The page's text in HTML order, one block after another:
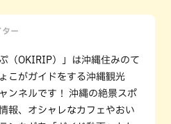
ー
（OKIRIP）」は沖縄住みのて
こがガイドをする沖縄観光
ンネルです！ 沖縄の絶景スポ
報、オシャレなカフェやおい